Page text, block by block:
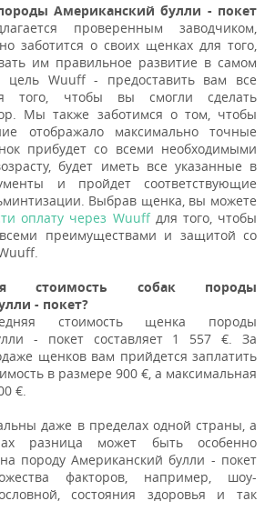
Aмериканский булли - покет
проверенным заводчиком,
заботится о своих щенках для того,
им правильное развитие в самом
Wuuff - предоставить вам все
того, чтобы вы смогли сделать
Мы также заботимся о том, чтобы
отображало максимально точные
прибудет со всеми необходимыми
будет иметь все указанные в
и пройдет соответствующие
Выбрав щенка, вы можете
оплату через Wuuffдля того, чтобы
всеми преимуществами и защитой со
стоимость собак породы
- покет?
стоимость щенка породы
- покет составляет 1 557 €. За
щенков вам прийдется заплатить
в размере 900 €, а максимальная
€.
даже в пределах одной страны, а
разница может быть особенно
породу Aмериканский булли - покет
факторов, например, шоу-
состояния здоровья и так